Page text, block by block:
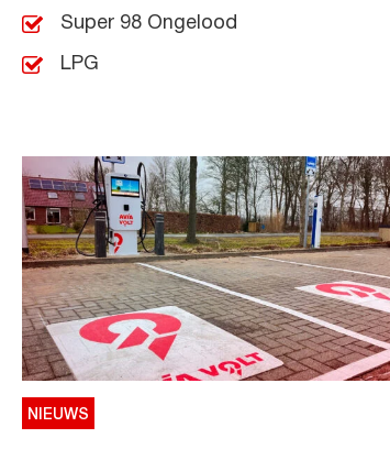
Super 98 Ongelood
LPG
NIEUWS